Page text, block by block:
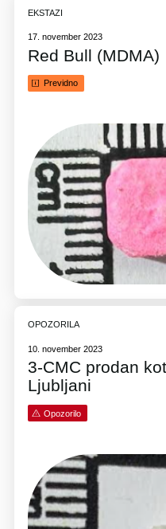
EKSTAZI
17. november 2023
Red Bull (MDMA)
Previdno
OPOZORILA
10. november 2023
3-CMC prodan
Ljubljani
Opozorilo